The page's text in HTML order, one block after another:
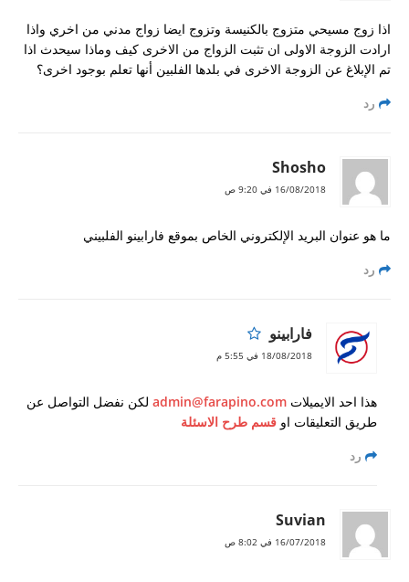
اذا زوج مسيحي متزوج بالكنيسة وتزوج ايضا زواج مدني من اخري واذا
ارادت الزوجة الاولى ان تثبت الزواج من الاخرى كيف وماذا سيحدث اذا
تم الإبلاغ عن الزوجة الاخرى في بلدها الفلبين أنها تعلم بوجود اخرى؟
رد
Shosho
16/08/2018 في 9:20 ص
ما هو عنوان البريد الإلكتروني الخاص بموقع فارابينو الفلبيني
رد
فارابينو
18/08/2018 في 5:55 م
هذا احد الايميلات admin@farapino.com لكن نفضل التواصل عن
طريق التعليقات او قسم طرح الاسئلة
رد
Suvian
16/07/2018 في 8:02 ص